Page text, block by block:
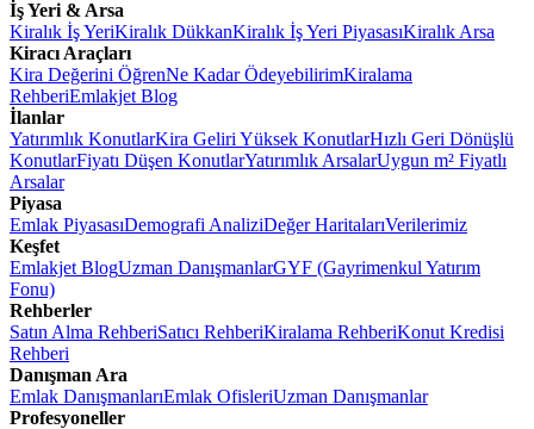
İş Yeri & Arsa
Kiralık İş YeriKiralık DükkanKiralık İş Yeri PiyasasıKiralık Arsa
Kiracı Araçları
Kira Değerini ÖğrenNe Kadar ÖdeyebilirimKiralama
RehberiEmlakjet Blog
İlanlar
Yatırımlık KonutlarKira Geliri Yüksek KonutlarHızlı Geri Dönüşlü
KonutlarFiyatı Düşen KonutlarYatırımlık ArsalarUygun m² Fiyatlı
Arsalar
Piyasa
Emlak PiyasasıDemografi AnaliziDeğer HaritalarıVerilerimiz
Keşfet
Emlakjet BlogUzman DanışmanlarGYF (Gayrimenkul Yatırım
Fonu)
Rehberler
Satın Alma RehberiSatıcı RehberiKiralama RehberiKonut Kredisi
Rehberi
Danışman Ara
Emlak DanışmanlarıEmlak OfisleriUzman Danışmanlar
Profesyoneller